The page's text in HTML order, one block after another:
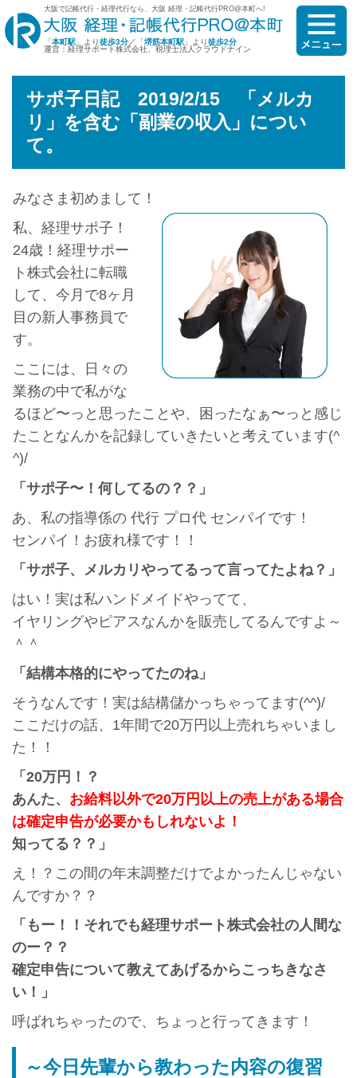
大阪で記帳代行・経理代行なら、大阪 経理・記帳代行PRO@本町へ!
「本町駅 」より徒歩3分／「堺筋本町駅 」より徒歩2分
運営：経理サポート株式会社、税理士法人クラウドナイン
サポ子日記 2019/2/15 「メルカ
リ」を含む「副業の収入」につい
て。
みなさま初めまして！
私、経理サポ子！
24歳！経理サポー
ト株式会社に転職
して、今月で8ヶ月
目の新人事務員で
す。
ここには、日々の
業務の中で私がな
るほど〜っと思ったことや、困ったなぁ〜っと感じ
たことなんかを記録していきたいと考えています(^
^)/
「サポ子〜！何してるの？？」
あ、私の指導係の 代行 プロ代 センパイです！
センパイ！お疲れ様です！！
「サポ子、メルカリやってるって言ってたよね？」
はい！実は私ハンドメイドやってて、
イヤリングやピアスなんかを販売してるんですよ～
＾＾
「結構本格的にやってたのね」
そうなんです！実は結構儲かっちゃってます(^^)/
ここだけの話、1年間で20万円以上売れちゃいまし
た！！
「20万円！？
あんた、 お給料以外で20万円以上の売上がある場合
は確定申告が必要かもしれないよ！
知ってる？？」
え！？この間の年末調整だけでよかったんじゃない
んですか？？
「もー！！それでも経理サポート株式会社の人間な
のー？？
確定申告について教えてあげるからこっちきなさ
い！」
呼ばれちゃったので、ちょっと行ってきます！
～今日先輩から教わった内容の復習